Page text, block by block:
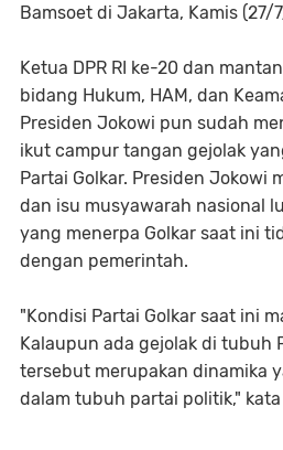
Bamsoet di Jakarta, Kamis (27/
Ketua DPR RI ke-20 dan
bidang Hukum, HAM, dan
Presiden Jokowi pun sudah
ikut campur tangan gejolak
Partai Golkar. Presiden Jokowi
dan isu musyawarah nasional
yang menerpa Golkar saat ini
dengan pemerintah.
"Kondisi Partai Golkar saat ini
Kalaupun ada gejolak di tubuh
tersebut merupakan dinamika
dalam tubuh partai politik," kata